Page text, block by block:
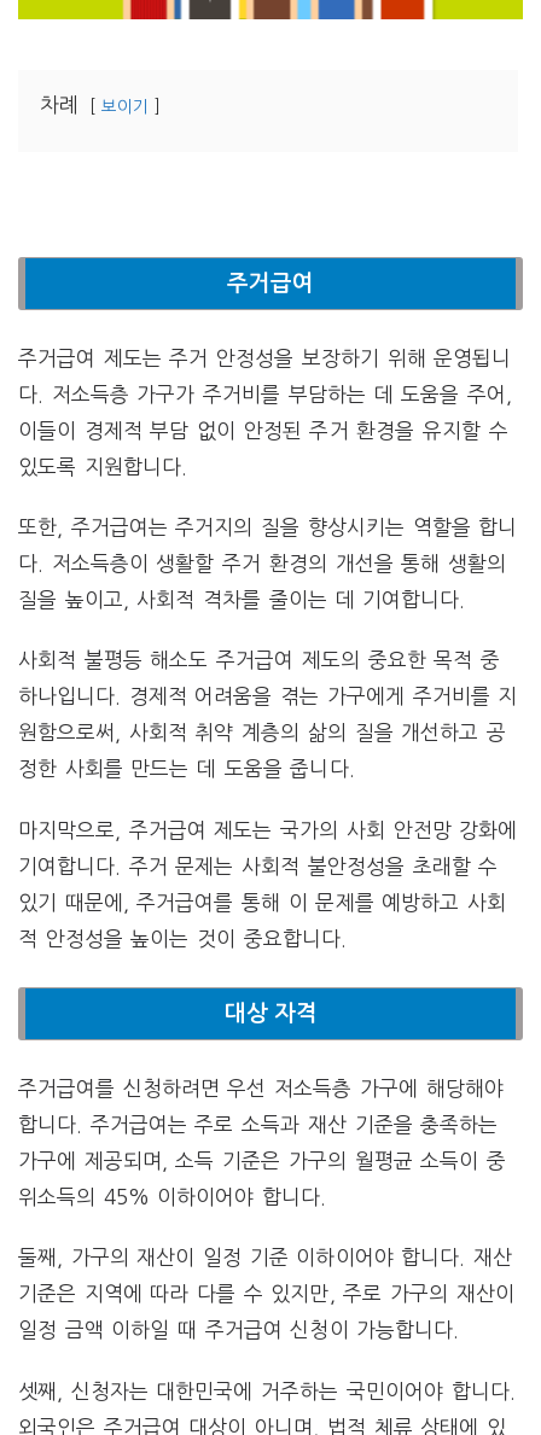
차례 보이기
주거급여
주거급여 제도는 주거 안정성을 보장하기 위해 운영됩니
다. 저소득층 가구가 주거비를 부담하는 데 도움을 주어,
이들이 경제적 부담 없이 안정된 주거 환경을 유지할 수
있도록 지원합니다.
또한, 주거급여는 주거지의 질을 향상시키는 역할을 합니
다. 저소득층이 생활할 주거 환경의 개선을 통해 생활의
질을 높이고, 사회적 격차를 줄이는 데 기여합니다.
사회적 불평등 해소도 주거급여 제도의 중요한 목적 중
하나입니다. 경제적 어려움을 겪는 가구에게 주거비를 지
원함으로써, 사회적 취약 계층의 삶의 질을 개선하고 공
정한 사회를 만드는 데 도움을 줍니다.
마지막으로, 주거급여 제도는 국가의 사회 안전망 강화에
기여합니다. 주거 문제는 사회적 불안정성을 초래할 수
있기 때문에, 주거급여를 통해 이 문제를 예방하고 사회
적 안정성을 높이는 것이 중요합니다.
대상 자격
주거급여를 신청하려면 우선 저소득층 가구에 해당해야
합니다. 주거급여는 주로 소득과 재산 기준을 충족하는
가구에 제공되며, 소득 기준은 가구의 월평균 소득이 중
위소득의 45% 이하이어야 합니다.
둘째, 가구의 재산이 일정 기준 이하이어야 합니다. 재산
기준은 지역에 따라 다를 수 있지만, 주로 가구의 재산이
일정 금액 이하일 때 주거급여 신청이 가능합니다.
셋째, 신청자는 대한민국에 거주하는 국민이어야 합니다.
외국인은 주거급여 대상이 아니며, 법적 체류 상태에 있